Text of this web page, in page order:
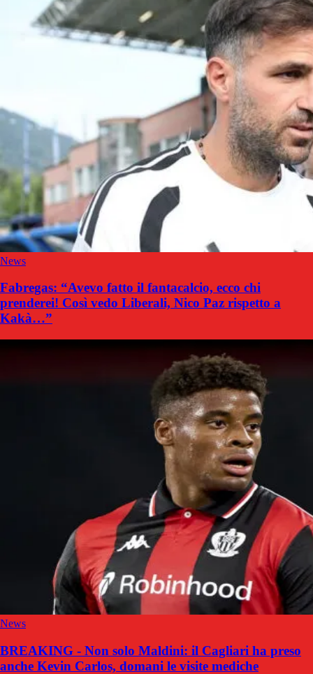
News
Fabregas: “Avevo fatto il fantacalcio, ecco chi
prenderei! Così vedo Liberali, Nico Paz rispetto a
Kakà…”
News
BREAKING - Non solo Maldini: il Cagliari ha preso
anche Kevin Carlos, domani le visite mediche